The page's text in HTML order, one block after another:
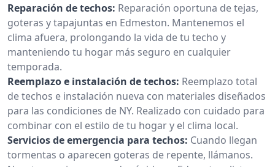
Reparación de techos: Reparación oportuna de tejas,
goteras y tapajuntas en Edmeston. Mantenemos el
clima afuera, prolongando la vida de tu techo y
manteniendo tu hogar más seguro en cualquier
temporada.
Reemplazo e instalación de techos: Reemplazo total
de techos e instalación nueva con materiales diseñados
para las condiciones de NY. Realizado con cuidado para
combinar con el estilo de tu hogar y el clima local.
Servicios de emergencia para techos: Cuando llegan
tormentas o aparecen goteras de repente, llámanos.